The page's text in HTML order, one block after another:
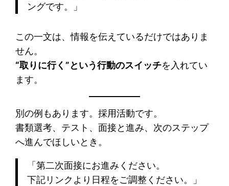
ングです。」
この一文は、情報を伝えているだけではありま
せん。
“取りに行く”という行動のスイッチを入れてい
ます。
別の例もあります。採用活動です。
書類選考、テスト、面接と進み、次のステップ
へ進んでほしいとき。
「第二次面接にお進みください。
下記リンクより日程をご調整ください。」